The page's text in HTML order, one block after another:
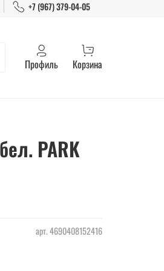
+7 (967) 379-04-05
Профиль Корзина
арт.4690408152416
PARK